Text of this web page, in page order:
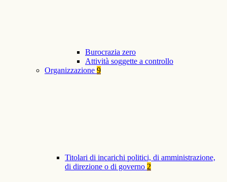
Burocrazia zero
Attività soggette a controllo
Organizzazione 9
Titolari di incarichi politici, di amministrazione,
di direzione o di governo 2